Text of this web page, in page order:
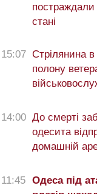
постраждали
стані
15:07 Стрілянина в
полону
14:00 До смерті
одесита
домашній
11:45 Одеса під